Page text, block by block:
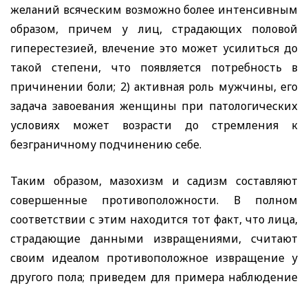
желаний всяческим возможно более интенсивным
образом, причем у лиц, страдающих половой
гиперестезией, влечение это может усилиться до
такой степени, что появляется потребность в
причинении боли; 2) активная роль мужчины, его
задача завоевания женщины при патологических
условиях может возрасти до стремления к
безграничному подчинению себе.
Таким образом, мазохизм и садизм составляют
совершенные противоположности. В полном
соответствии с этим находится тот факт, что лица,
страдающие данными извращениями, считают
своим идеалом противоположное извращение у
другого пола; приведем для примера наблюдение